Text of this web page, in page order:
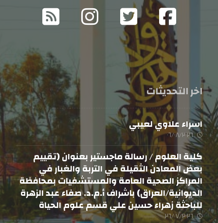
اخر التحديثات
اسراء علاوي لعيبي
٠٦/٠٨/٢٠٢٦
كلية العلوم / رسالة ماجستير بعنوان (تقييم
بعض المعادن الثقيلة في التربة والغبار في
المراكز الصحية العامة والمستشفيات بمحافظة
الديوانية/العراق) باشراف أ.م.د. صفاء عبد الزهرة
للباحثة زهراء حسين علي قسم علوم الحياة
٢٦/٠٧/٢٠٢٦